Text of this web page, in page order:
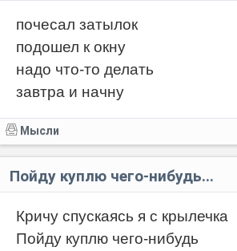
почесал затылок
подошел к окну
надо что-то делать
завтра и начну
Мысли
Пойду куплю чего-нибудь...
Кричу спускаясь я с крылечка
Пойду куплю чего-нибудь